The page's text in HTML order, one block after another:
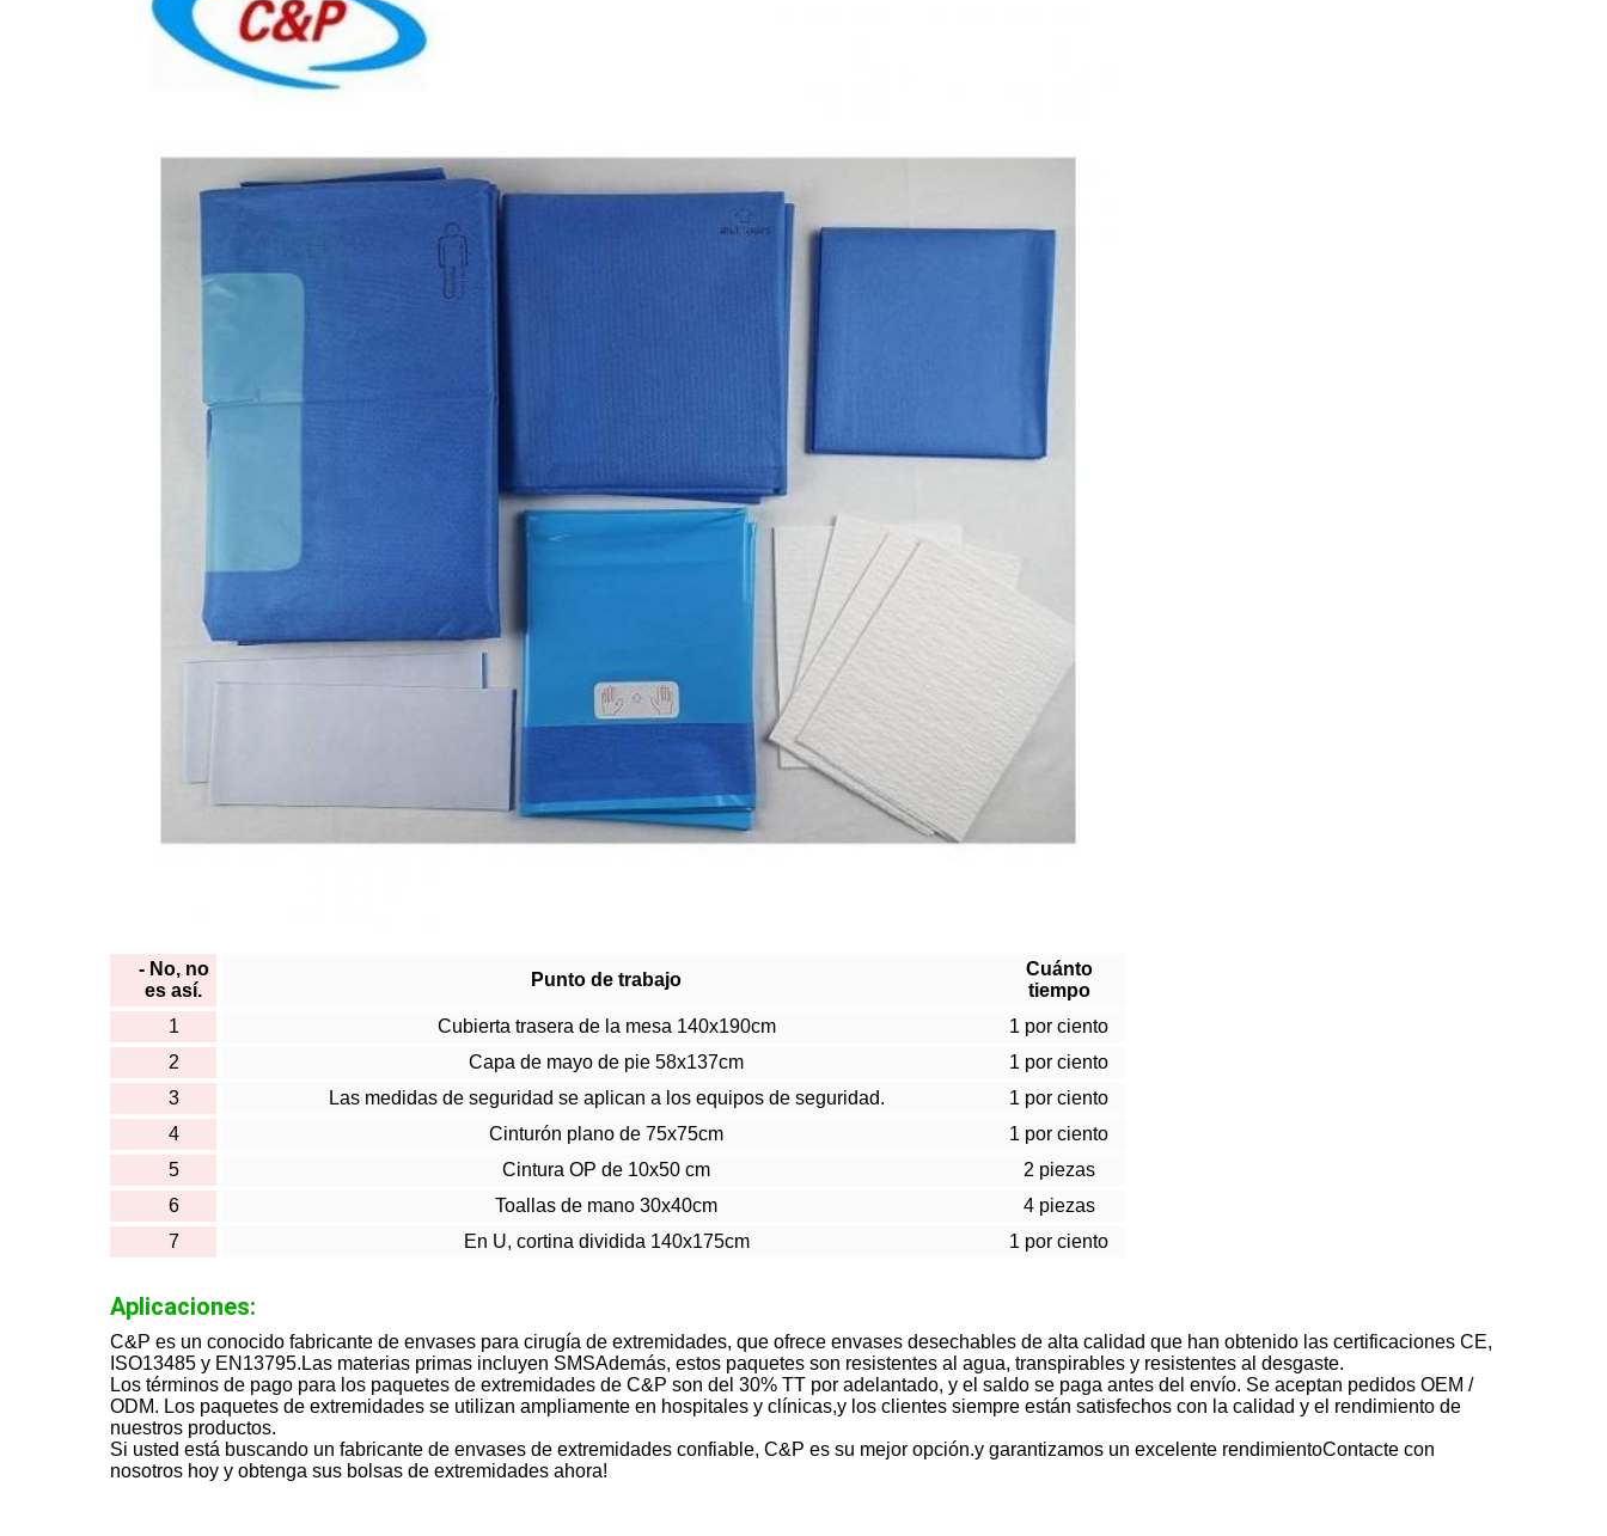
- No, no
es así.
Punto de trabajo
Cuánto
tiempo
1
Cubierta trasera de la mesa 140x190cm
1 por ciento
2
Capa de mayo de pie 58x137cm
1 por ciento
3
Las medidas de seguridad se aplican a los equipos de seguridad.
1 por ciento
4
Cinturón plano de 75x75cm
1 por ciento
5
Cintura OP de 10x50 cm
2 piezas
6
Toallas de mano 30x40cm
4 piezas
7
En U, cortina dividida 140x175cm 1 por ciento
Aplicaciones:
C&P es un conocido fabricante de envases para cirugía de extremidades, que ofrece envases desechables de alta calidad que han obtenido las certificaciones CE,
ISO13485 y EN13795.Las materias primas incluyen SMSAdemás, estos paquetes son resistentes al agua, transpirables y resistentes al desgaste.
Los términos de pago para los paquetes de extremidades de C&P son del 30% TT por adelantado, y el saldo se paga antes del envío. Se aceptan pedidos OEM /
ODM. Los paquetes de extremidades se utilizan ampliamente en hospitales y clínicas,y los clientes siempre están satisfechos con la calidad y el rendimiento de
nuestros productos.
Si usted está buscando un fabricante de envases de extremidades confiable, C&P es su mejor opción.y garantizamos un excelente rendimientoContacte con
nosotros hoy y obtenga sus bolsas de extremidades ahora!